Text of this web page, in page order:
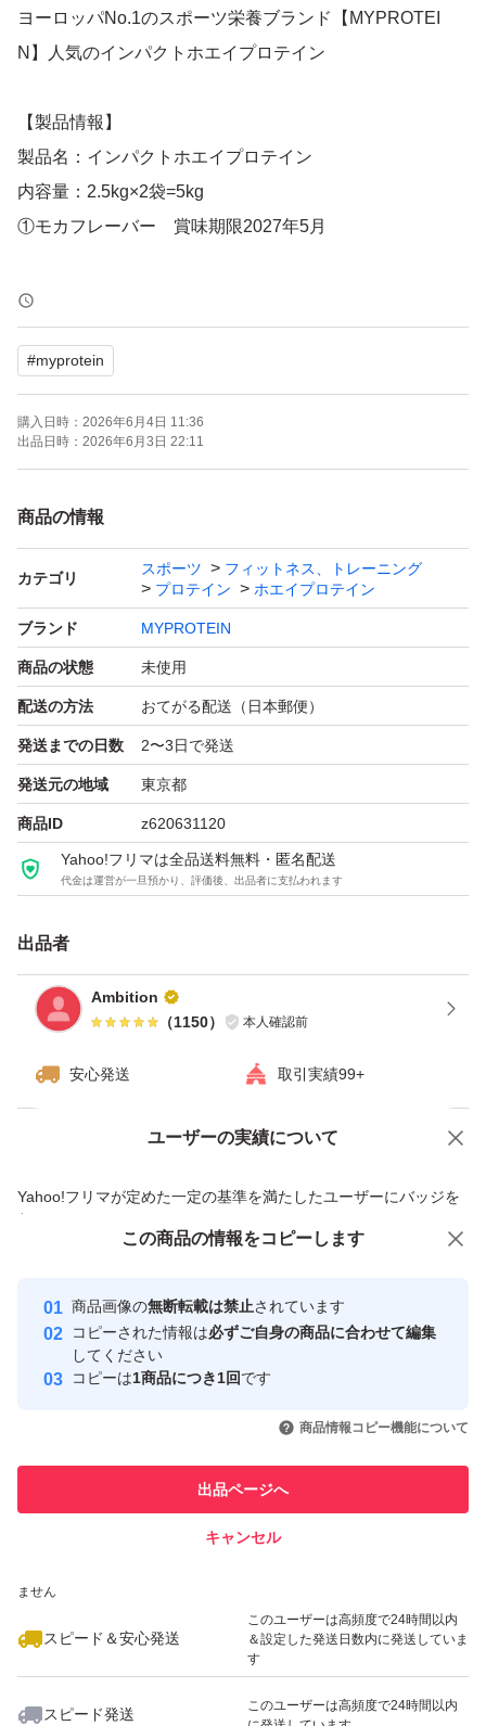
ヨーロッパNo.1のスポーツ栄養ブランド【MYPROTEI
N】人気のインパクトホエイプロテイン
【製品情報】
製品名：インパクトホエイプロテイン
内容量：2.5kg×2袋=5kg
①モカフレーバー 賞味期限2027年5月
ゆうパック(おてがる版)での発送となりますので発送時の
日時指定等はできませんのでご注意下さい。
出品に伴い商品の賞味期限、フレーバー、粉漏れ等が無い
よう検品は行っておりますが、パッケージにキズや汚れ等
がありますので気になる方はご遠慮下さい。
#ダイエット
#マイプロテイン
#Myprotein
#トレーニング
#筋トレ
#ワークアウト
#シェイプアップ
#エクササイズ
#脂肪燃焼
#燃焼
#ジム
#スポーツ
#myprotein
購入日時： 2026年6月4日 11:36
出品日時： 2026年6月3日 22:11
商品の情報
カテゴリ
スポーツ
フィットネス、トレーニング
プロテイン
ホエイプロテイン
ブランド MYPROTEIN
商品の状態 未使用
配送の方法 おてがる配送（日本郵便）
発送までの日数 2〜3日で発送
発送元の地域 東京都
商品ID z620631120
Yahoo!フリマは全品送料無料・匿名配送
代金は運営が一旦預かり、評価後、出品者に支払われます
出品者
Ambition
（1150） 本人確認前
安心発送 取引実績99+
ユーザーの実績について
Yahoo!フリマが定めた一定の基準を満たしたユーザーにバッジを
付与しています
安心取引出品者
心・安全なユーザーです
取引実績
引を完了させた実績があります
での取引実績があります
ません
スピード＆安心発送
このユーザーは高頻度で24時間以内
＆設定した発送日数内に発送していま
す
スピード発送
このユーザーは高頻度で24時間以内
価格の相談 商品への質問
この商品の情報をコピーします
商品画像の無断転載は禁止されています
コピーされた情報は必ずご自身の商品に合わせて編集
してください
コピーは1商品につき1回です
商品情報コピー機能について
出品ページへ
キャンセル
この商品をみている人にオススメ